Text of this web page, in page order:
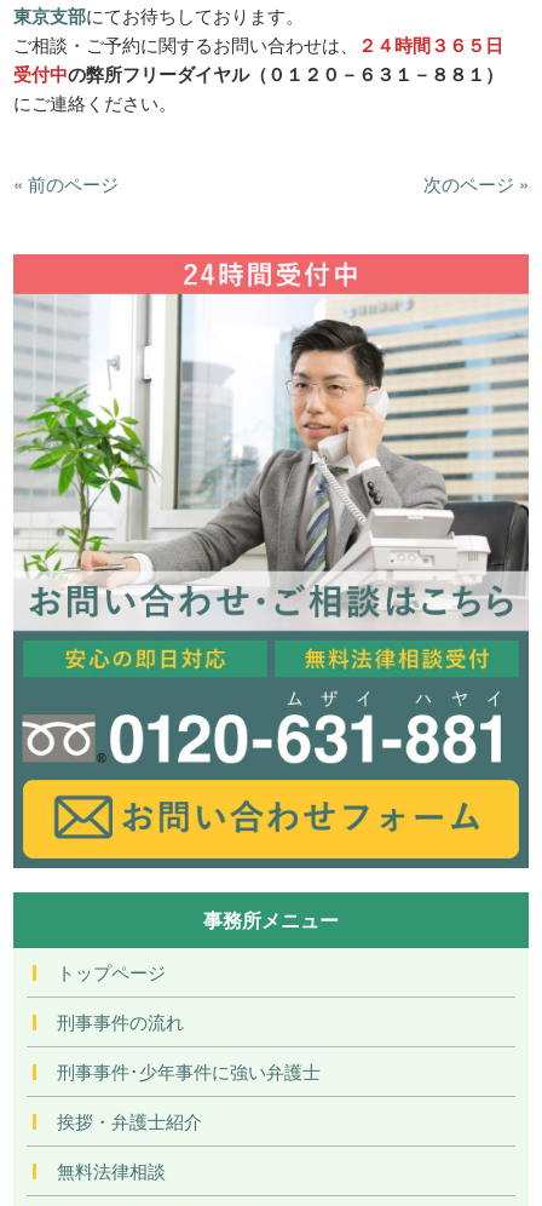
東京支部にてお待ちしております。
ご相談・ご予約に関するお問い合わせは、
２４時間３６５日
受付中の弊所フリーダイヤル（０１２０－６３１－８８１）
にご連絡ください。
« 前のページ 次のページ »
事務所メニュー
トップページ
刑事事件の流れ
刑事事件･少年事件に強い弁護士
挨拶・弁護士紹介
無料法律相談